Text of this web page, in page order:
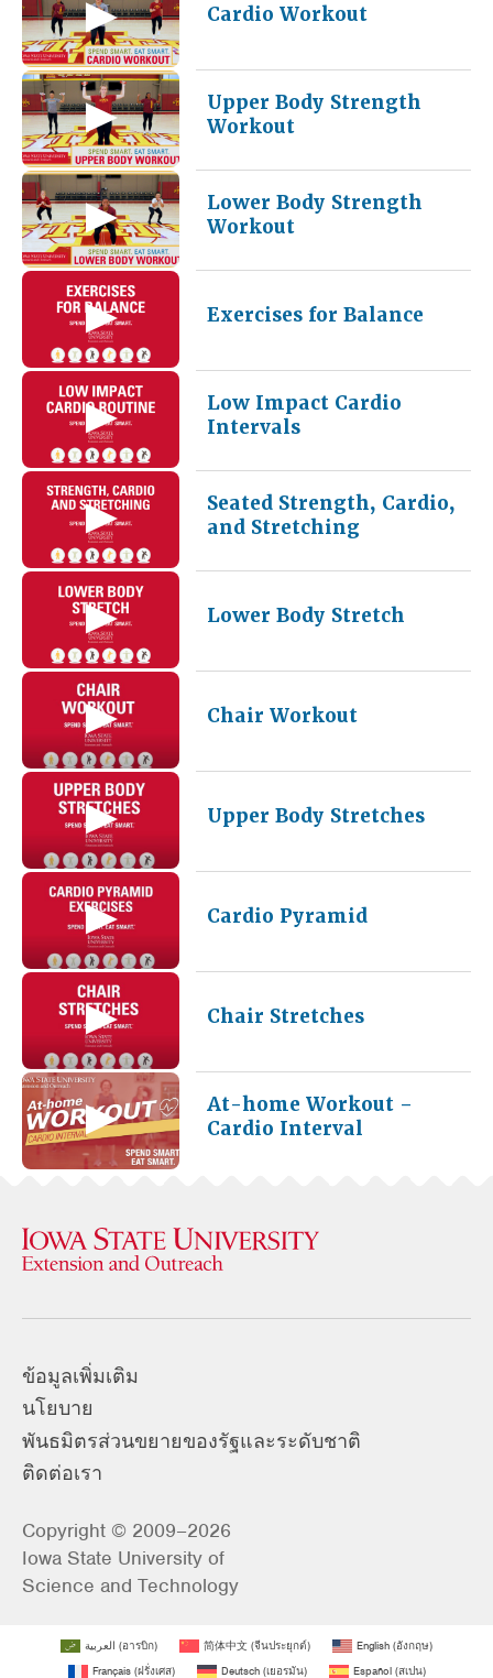
Cardio Workout
Upper Body Strength
Workout
Lower Body Strength
Workout
Exercises for Balance
Low Impact Cardio
Intervals
Seated Strength, Cardio,
and Stretching
Lower Body Stretch
Chair Workout
Upper Body Stretches
Cardio Pyramid
Chair Stretches
At-home Workout –
Cardio Interval
ข้อมูลเพิ่มเติม
นโยบาย
พันธมิตรส่วนขยายของรัฐและระดับชาติ
ติดต่อเรา
Copyright © 2009–2026
Iowa State University of
Science and Technology
العربية (อารบิก) 简体中文 (จีนประยุกต์) English (อังกฤษ)
Français(ฝรั่งเศส) Deutsch(เยอรมัน) Español(สเปน)